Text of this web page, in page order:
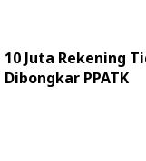
10 Juta Rekening
Dibongkar PPATK